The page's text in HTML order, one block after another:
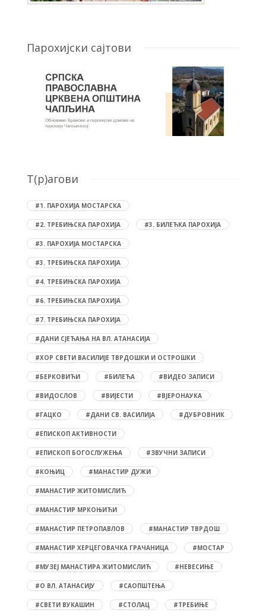
Парохијски сајтови
T(р)агови
#1. ПАРОХИЈА МОСТАРСКА
#2. ТРЕБИЊСКА ПАРОХИЈА #3. БИЛЕЋКА ПАРОХИЈА
#3. ПАРОХИЈА МОСТАРСКА
#3. ТРЕБИЊСКА ПАРОХИЈА
#4. ТРЕБИЊСКА ПАРОХИЈА
#6. ТРЕБИЊСКА ПАРОХИЈА
#7. ТРЕБИЊСКА ПАРОХИЈА
#ДАНИ СЈЕЋАЊА НА ВЛ. АТАНАСИЈА
#ХОР СВЕТИ ВАСИЛИЈЕ ТВРДОШКИ И ОСТРОШКИ
#БЕРКОВИЋИ #БИЛЕЋА #ВИДЕО ЗАПИСИ
#ВИДОСЛОВ #ВИЈЕСТИ #ВЈЕРОНАУКА
#ГАЦКО #ДАНИ СВ. ВАСИЛИЈА #ДУБРОВНИК
#ЕПИСКОП АКТИВНОСТИ
#ЕПИСКОП БОГОСЛУЖЕЊА #ЗВУЧНИ ЗАПИСИ
#КОЊИЦ #МАНАСТИР ДУЖИ
#МАНАСТИР ЖИТОМИСЛИЋ
#МАНАСТИР МРКОЊИЋИ
#МАНАСТИР ПЕТРОПАВЛОВ #МАНАСТИР ТВРДОШ
#МАНАСТИР ХЕРЦЕГОВАЧКА ГРАЧАНИЦА #МОСТАР
#МУЗЕЈ МАНАСТИРА ЖИТОМИСЛИЋ #НЕВЕСИЊЕ
#О ВЛ. АТАНАСИЈУ #САОПШТЕЊА
#СВЕТИ ВУКАШИН #СТОЛАЦ #ТРЕБИЊЕ